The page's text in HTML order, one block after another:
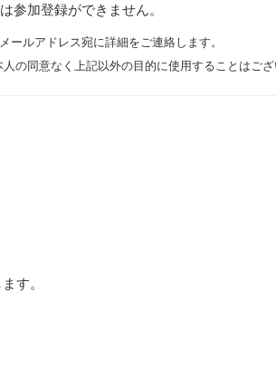
参加登録ができません。
ルアドレス宛に詳細をご連絡します。
同意なく上記以外の⽬的に使⽤することはござ
す。